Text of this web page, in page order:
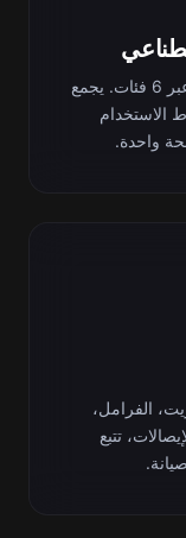
احصل على تقييم صحي من 0 إلى 100 عبر 6 فئات. يجمع
الاستخدام
واحدة.
الفرامل،
تتبع